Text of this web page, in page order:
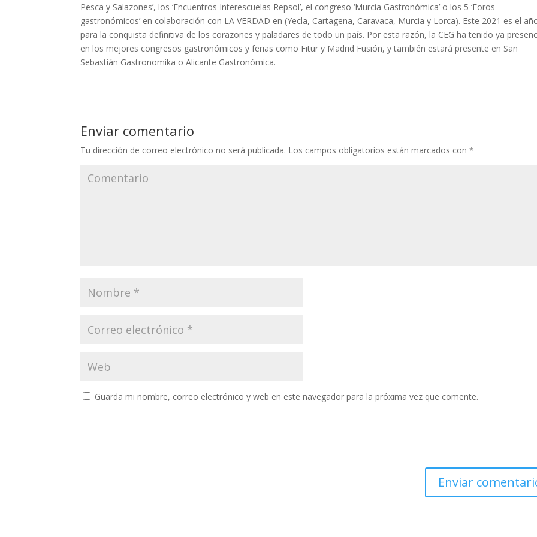
Pesca y Salazones’, los ‘Encuentros Interescuelas Repsol’, el congreso ‘Murcia Gastronómica’ o los 5 ‘Foros
gastronómicos’ en colaboración con LA VERDAD en (Yecla, Cartagena, Caravaca, Murcia y Lorca). Este 2021 es el
para la conquista definitiva de los corazones y paladares de todo un país. Por esta razón, la CEG ha tenido ya
en los mejores congresos gastronómicos y ferias como Fitur y Madrid Fusión, y también estará presente en San
Sebastián Gastronomika o Alicante Gastronómica.
Enviar comentario
Tu dirección de correo electrónico no será publicada. Los campos obligatorios están marcados con*
Guarda mi nombre, correo electrónico y web en este navegador para la próxima vez que comente.